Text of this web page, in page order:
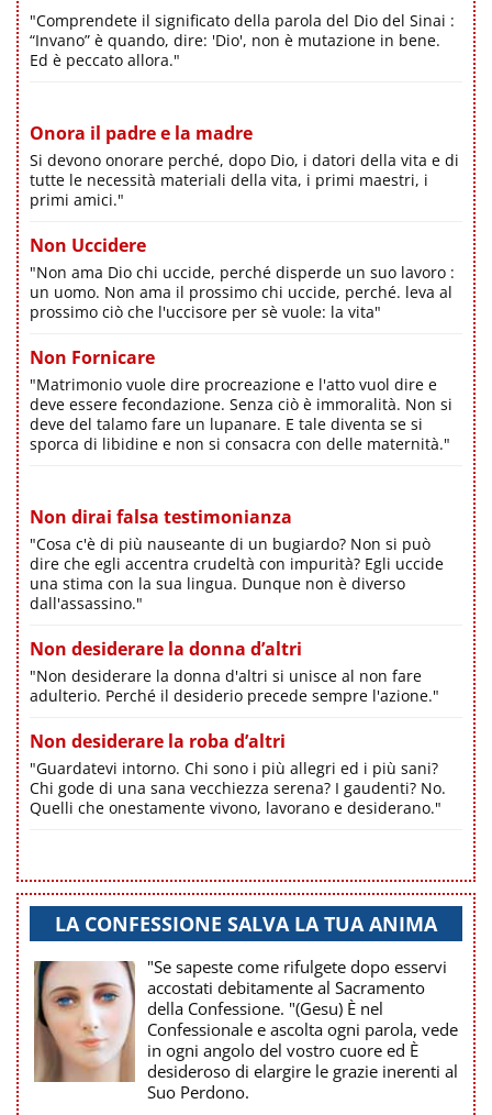
"Comprendete il significato della parola del Dio del Sinai :
“Invano” è quando, dire: 'Dio', non è mutazione in bene.
Ed è peccato allora."
Onora il padre e la madre
Si devono onorare perché, dopo Dio, i datori della vita e di
tutte le necessità materiali della vita, i primi maestri, i
primi amici."
Non Uccidere
"Non ama Dio chi uccide, perché disperde un suo lavoro :
un uomo. Non ama il prossimo chi uccide, perché. leva al
prossimo ciò che l'uccisore per sè vuole: la vita"
Non Fornicare
"Matrimonio vuole dire procreazione e l'atto vuol dire e
deve essere fecondazione. Senza ciò è immoralità. Non si
deve del talamo fare un lupanare. E tale diventa se si
sporca di libidine e non si consacra con delle maternità."
Non dirai falsa testimonianza
"Cosa c'è di più nauseante di un bugiardo? Non si può
dire che egli accentra crudeltà con impurità? Egli uccide
una stima con la sua lingua. Dunque non è diverso
dall'assassino."
Non desiderare la donna d’altri
"Non desiderare la donna d'altri si unisce al non fare
adulterio. Perché il desiderio precede sempre l'azione."
Non desiderare la roba d’altri
"Guardatevi intorno. Chi sono i più allegri ed i più sani?
Chi gode di una sana vecchiezza serena? I gaudenti? No.
Quelli che onestamente vivono, lavorano e desiderano."
LA CONFESSIONE SALVA LA TUA ANIMA
"Se sapeste come rifulgete dopo esservi
accostati debitamente al Sacramento
della Confessione. "(Gesu) È nel
Confessionale e ascolta ogni parola, vede
in ogni angolo del vostro cuore ed È
desideroso di elargire le grazie inerenti al
Suo Perdono.